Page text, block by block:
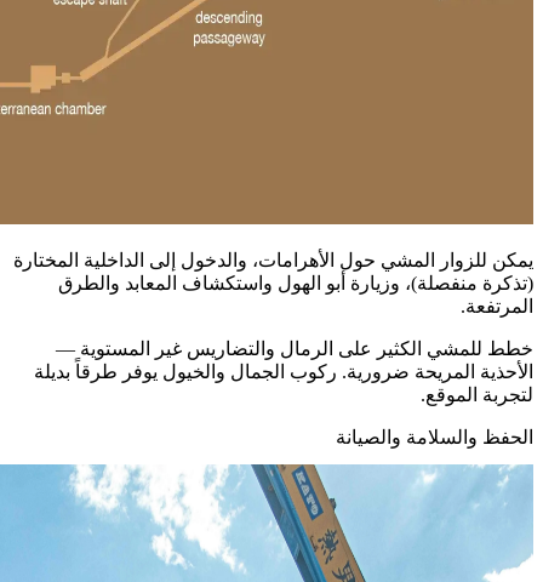
يمكن للزوار المشي حول الأهرامات، والدخول إلى الداخلية المختارة
(تذكرة منفصلة)، وزيارة أبو الهول واستكشاف المعابد والطرق
المرتفعة.
خطط للمشي الكثير على الرمال والتضاريس غير المستوية —
الأحذية المريحة ضرورية. ركوب الجمال والخيول يوفر طرقاً بديلة
لتجربة الموقع.
الحفظ والسلامة والصيانة